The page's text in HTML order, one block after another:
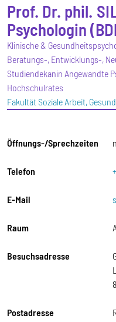
Prof. Dr. phil.
Psychologin
Klinische &
Beratungs-, Entwicklungs-,
Studiendekanin Angewandte
Hochschulrates
Fakultät Soziale Arbeit,
Öffnungs-/Sprechzeiten
Telefon
E-Mail
Raum
Besuchsadresse
Postadresse